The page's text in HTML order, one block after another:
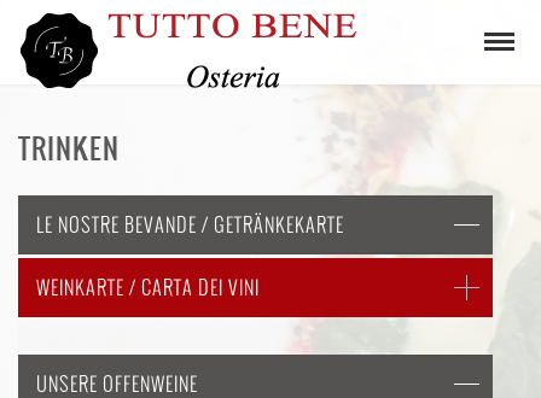
TRINKEN
LE NOSTRE BEVANDE / GETRÄNKEKARTE
WEINKARTE / CARTA DEI VINI
UNSERE OFFENWEINE